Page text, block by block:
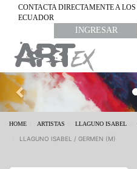
CONTACTA DIRECTAMENTE A
ECUADOR
INGRESAR
Previous
HOME ARTISTAS LLAGUNO ISABEL
LLAGUNO ISABEL / GERMEN (M)